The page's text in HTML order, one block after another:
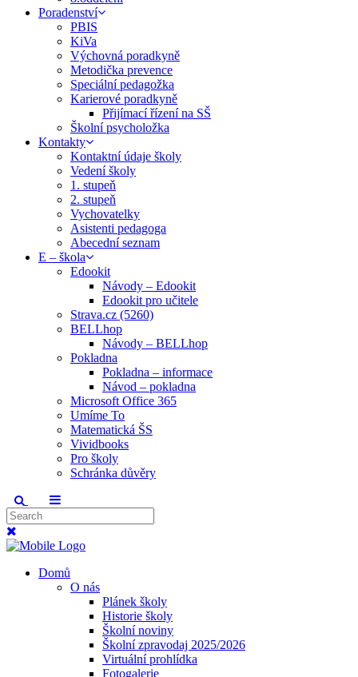
Poradenství
PBIS
KiVa
Výchovná poradkyně
Metodička prevence
Speciální pedagožka
Karierové poradkyně
Přijímací řízení na SŠ
Školní psycholožka
Kontakty
Kontaktní údaje školy
Vedení školy
1. stupeň
2. stupeň
Vychovatelky
Asistenti pedagoga
Abecední seznam
E – škola
Edookit
Návody – Edookit
Edookit pro učitele
Strava.cz (5260)
BELLhop
Návody – BELLhop
Pokladna
Pokladna – informace
Návod – pokladna
Microsoft Office 365
Umíme To
Matematická ŠS
Vividbooks
Pro školy
Schránka důvěry
Domů
O nás
Plánek školy
Historie školy
Školní noviny
Školní zpravodaj 2025/2026
Virtuální prohlídka
Fotogalerie